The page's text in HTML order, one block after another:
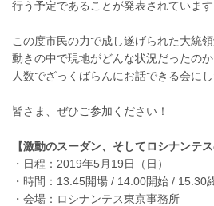
行う予定であることが発表されています
この度市民の力で成し遂げられた大統
動きの中で現地がどんな状況だったの
人数でざっくばらんにお話できる会に
皆さま、ぜひご参加ください！
【激動のスーダン、そしてロシナンテス
・日程：2019年5月19日（日）
・時間：13:45開場 / 14:00開始 / 15:30
・会場：ロシナンテス東京事務所